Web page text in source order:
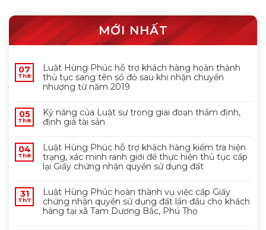
MỚI NHẤT
07
Th8
Luật Hùng Phúc hỗ trợ khách hàng hoàn thành
thủ tục sang tên sổ đỏ sau khi nhận chuyển
nhượng từ năm 2019
05
Th8
Kỹ năng của Luật sư trong giai đoạn thẩm định,
định giá tài sản
04
Th8
Luật Hùng Phúc hỗ trợ khách hàng kiểm tra hiện
trạng, xác minh ranh giới để thực hiện thủ tục cấp
lại Giấy chứng nhận quyền sử dụng đất
31
Th7
Luật Hùng Phúc hoàn thành vụ việc cấp Giấy
chứng nhận quyền sử dụng đất lần đầu cho khách
hàng tại xã Tam Dương Bắc, Phú Thọ